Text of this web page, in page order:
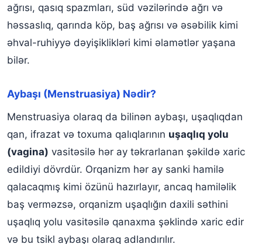
Normaldır?
Aybaşı (Menstruasiya) Gecikməsinin Səbəbləri Nələrdir?
Aybaşı Ağrısına Nə Yaxşı Təsir Edir?
Aybaşı (Menstruasiya) ilə Bağlı Tez-tez Verilən Suallar
ağrısı, qasıq spazmları, süd vəzilərində ağrı və
həssaslıq, qarında köp, baş ağrısı və əsəbilik kimi
əhval-ruhiyyə dəyişiklikləri kimi əlamətlər yaşana
bilər.
Aybaşı (Menstruasiya) Nədir?
Menstruasiya olaraq da bilinən aybaşı, uşaqlıqdan
qan, ifrazat və toxuma qalıqlarının uşaqlıq yolu
(vagina) vasitəsilə hər ay təkrarlanan şəkildə xaric
edildiyi dövrdür. Orqanizm hər ay sanki hamilə
qalacaqmış kimi özünü hazırlayır, ancaq hamiləlik
baş verməzsə, orqanizm uşaqlığın daxili səthini
uşaqlıq yolu vasitəsilə qanaxma şəklində xaric edir
və bu tsikl aybaşı olaraq adlandırılır.